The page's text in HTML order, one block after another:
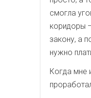
смогла
коридоры
закону, а
нужно
Когда мне